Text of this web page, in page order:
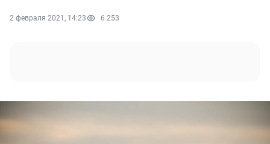
2 февраля 2021, 14:23 6 253